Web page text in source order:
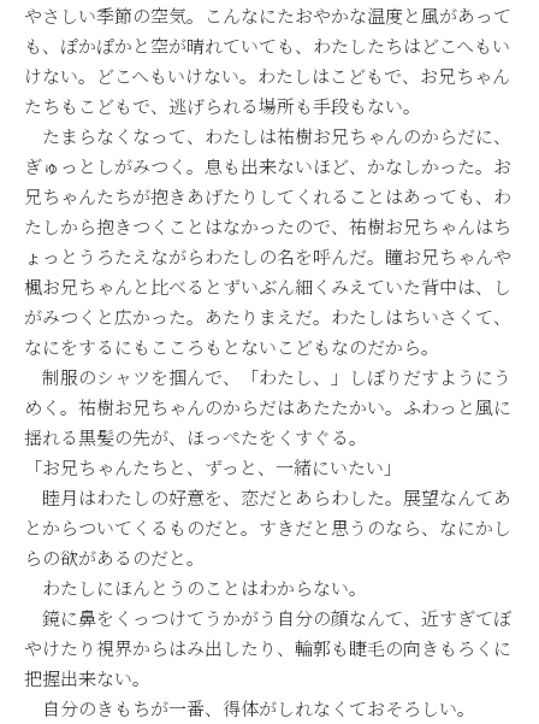
やさしい季節の空気。こんなにたおやかな温度と風があって
も、ぽかぽかと空が晴れていても、わたしたちはどこへもい
けない。どこへもいけない。わたしはこどもで、お兄ちゃん
たちもこどもで、逃げられる場所も手段もない。
たまらなくなって、わたしは祐樹お兄ちゃんのからだに、
ぎゅっとしがみつく。息も出来ないほど、かなしかった。お
兄ちゃんたちが抱きあげたりしてくれることはあっても、わ
たしから抱きつくことはなかったので、祐樹お兄ちゃんはち
ょっとうろたえながらわたしの名を呼んだ。瞳お兄ちゃんや
楓お兄ちゃんと比べるとずいぶん細くみえていた背中は、し
がみつくと広かった。あたりまえだ。わたしはちいさくて、
なにをするにもこころもとないこどもなのだから。
制服のシャツを掴んで、「わたし、」しぼりだすようにう
めく。祐樹お兄ちゃんのからだはあたたかい。ふわっと風に
揺れる黒髪の先が、ほっぺたをくすぐる。
「お兄ちゃんたちと、ずっと、一緒にいたい」
睦月はわたしの好意を、恋だとあらわした。展望なんてあ
とからついてくるものだと。すきだと思うのなら、なにかし
らの欲があるのだと。
わたしにほんとうのことはわからない。
鏡に鼻をくっつけてうかがう自分の顔なんて、近すぎてぼ
やけたり視界からはみ出したり、輪郭も睫毛の向きもろくに
把握出来ない。
自分のきもちが一番、得体がしれなくておそろしい。